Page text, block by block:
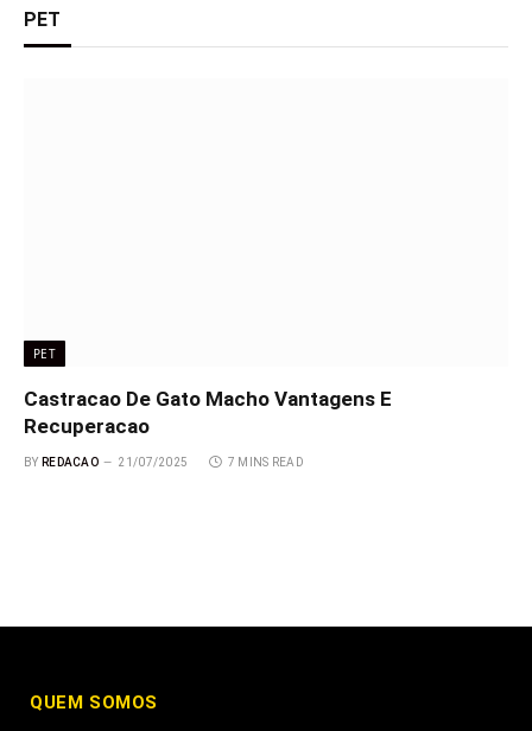
PET
PET
Castracao De Gato Macho Vantagens E
Recuperacao
BY REDACAO 21/07/2025 7 MINS READ
QUEM SOMOS